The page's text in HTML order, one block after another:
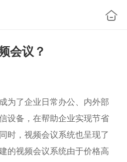
会议？
了企业日常办公、内外部
设备，在帮助企业实现节省
时，视频会议系统也呈现了
的视频会议系统由于价格高